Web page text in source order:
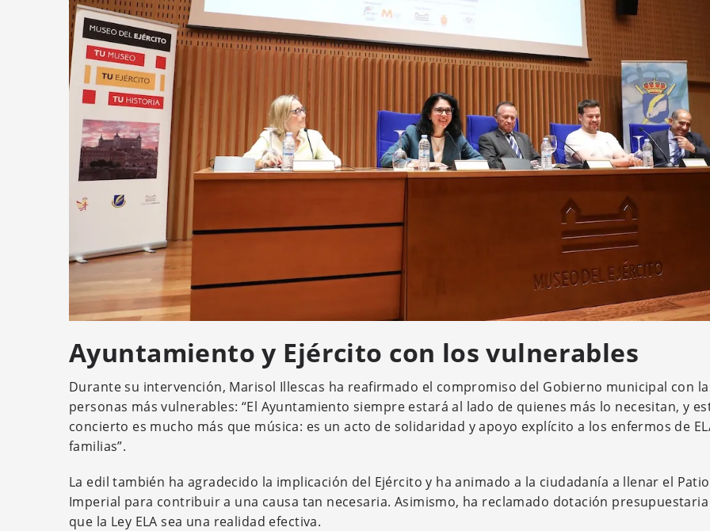
Ayuntamiento y Ejército con los vulnerables
Durante su intervención, Marisol Illescas ha reafirmado el compromiso del Gobierno municipal con
personas más vulnerables: “El Ayuntamiento siempre estará al lado de quienes más lo necesitan, y
concierto es mucho más que música: es un acto de solidaridad y apoyo explícito a los enfermos de
familias”.
La edil también ha agradecido la implicación del Ejército y ha animado a la ciudadanía a llenar el Patio
Imperial para contribuir a una causa tan necesaria. Asimismo, ha reclamado dotación
que la Ley ELA sea una realidad efectiva.